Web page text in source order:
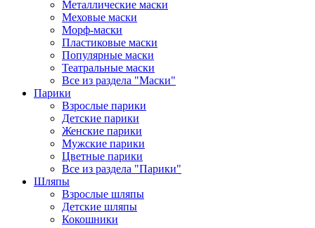
Металлические маски
Меховые маски
Морф-маски
Пластиковые маски
Популярные маски
Театральные маски
Все из раздела "Маски"
Парики
Взрослые парики
Детские парики
Женские парики
Мужские парики
Цветные парики
Все из раздела "Парики"
Шляпы
Взрослые шляпы
Детские шляпы
Кокошники